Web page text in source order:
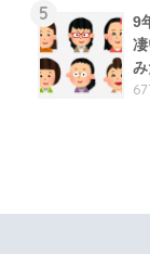
5
9